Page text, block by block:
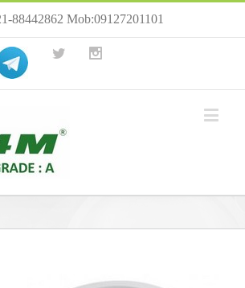
88442862 Mob:09127201101